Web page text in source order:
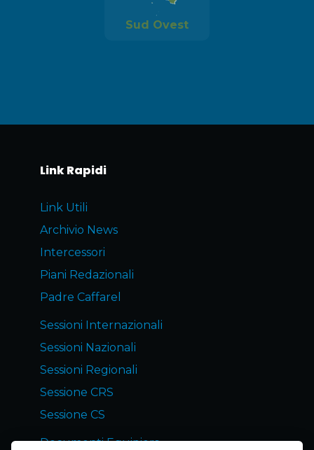
Sud Ovest
Link Rapidi
Link Utili
Archivio News
Intercessori
Piani Redazionali
Padre Caffarel
Sessioni Internazionali
Sessioni Nazionali
Sessioni Regionali
Sessione CRS
Sessione CS
Documenti Equipiers